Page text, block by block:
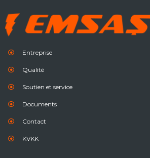
Entreprise
Qualité
Soutien et service
Documents
Contact
KVKK